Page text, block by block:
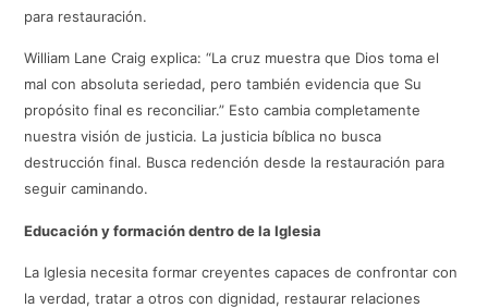
para restauración.
William Lane Craig explica: “La cruz muestra que Dios toma el
mal con absoluta seriedad, pero también evidencia que Su
propósito final es reconciliar.” Esto cambia completamente
nuestra visión de justicia. La justicia bíblica no busca
destrucción final. Busca redención desde la restauración para
seguir caminando.
Educación y formación dentro de la Iglesia
La Iglesia necesita formar creyentes capaces de confrontar con
la verdad, tratar a otros con dignidad, restaurar relaciones